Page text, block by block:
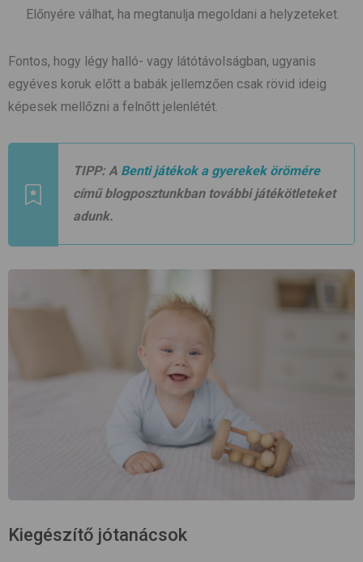
Előnyére válhat, ha megtanulja megoldani a helyzeteket.
Fontos, hogy légy halló- vagy látótávolságban, ugyanis
egyéves koruk előtt a babák jellemzően csak rövid ideig
képesek mellőzni a felnőtt jelenlétét.
TIPP: A Benti játékok a gyerekek örömére
című blogposztunkban további játékötleteket
adunk.
Kiegészítő jótanácsok